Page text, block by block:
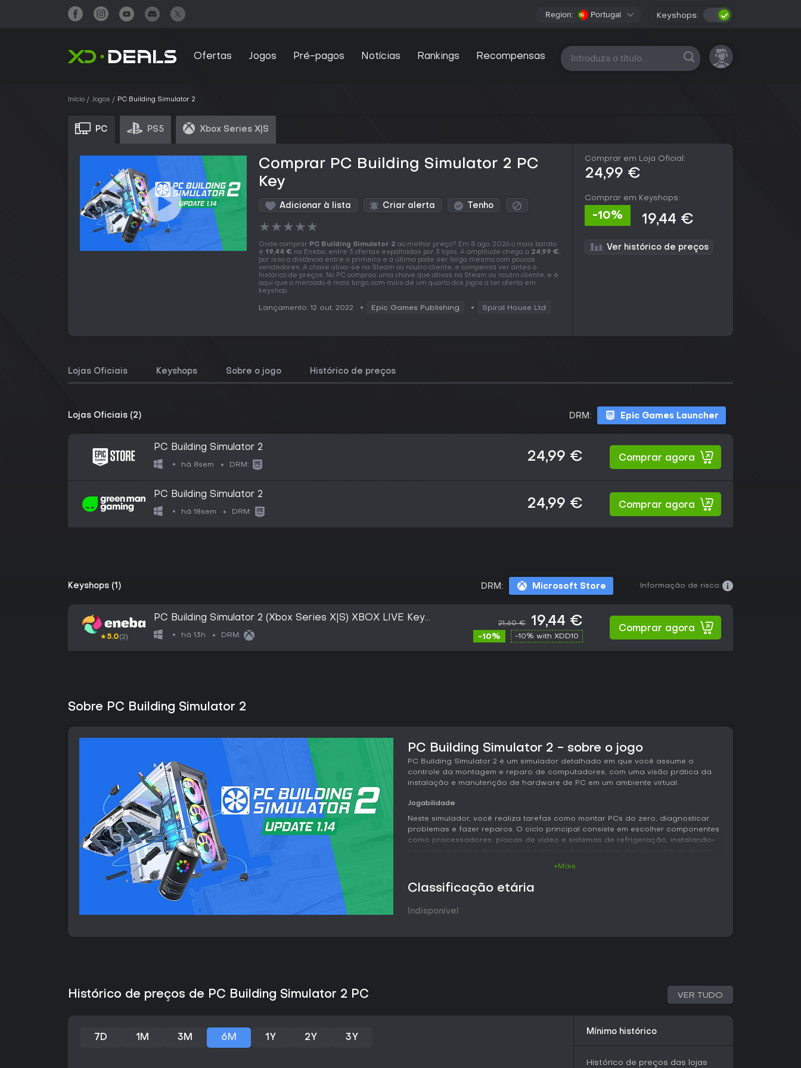
Region: Portugal Keyshops:
Ofertas Jogos Pré-pagos Notícias Rankings Recompensas Todas as plataformas
Início Jogos PC Building Simulator 2
PC PS5 Xbox Series X|S
Comprar PC Building Simulator 2 PC
Key
Adicionar à lista Criar alerta Tenho
★★★★★
Onde comprar PC Building Simulator 2 ao melhor preço? Em 8 ago. 2026 o mais barato
é 19,44 € na Eneba, entre 3 ofertas espalhadas por 3 lojas. A amplitude chega a 24,99 €,
por isso a distância entre a primeira e a última pode ser larga mesmo com poucos
vendedores. A chave ativa-se na Steam ou noutro cliente, e compensa ver antes o
histórico de preços. No PC compras uma chave que ativas na Steam ou noutro cliente, e é
aqui que o mercado é mais largo, com mais de um quarto dos jogos a ter oferta em
keyshop.
Lançamento: 12 out. 2022 Epic Games Publishing Spiral House Ltd
Comprar em Loja Oficial:
24,99 €
Comprar em Keyshops:
-10% 19,44 €
Ver histórico de preços
Lojas Oficiais Keyshops Sobre o jogo Histórico de preços
Lojas Oficiais (2) DRM: Epic Games Launcher
PC Building Simulator 2
há 8sem DRM:
24,99 € Comprar agora
PC Building Simulator 2
há 18sem DRM:
24,99 € Comprar agora
Keyshops (1) DRM: Microsoft Store Informação de risco:
★5.0(2)
PC Building Simulator 2 (Xbox Series X|S) XBOX LIVE Key
EUROPE
há 13h DRM:
21,60 € 19,44 €
-10% -10% with XDD10
Comprar agora
Sobre PC Building Simulator 2
PC Building Simulator 2 - sobre o jogo
PC Building Simulator 2 é um simulador detalhado em que você assume o
controle da montagem e reparo de computadores, com uma visão prática da
instalação e manutenção de hardware de PC em um ambiente virtual.
Jogabilidade
Neste simulador, você realiza tarefas como montar PCs do zero, diagnosticar
problemas e fazer reparos. O ciclo principal consiste em escolher componentes
como processadores, placas de vídeo e sistemas de refrigeração, instalando-
Ferramentas realistas incluem câmera térmica para monitorar temperaturas, app
de controle de fans para gerenciar fluxo de ar e monitor de energia para
tintas spray e stickers para designs únicos até upgrades na oficina, expandindo
problemas de hardware, oferecendo uma compreensão prática de
O Career Mode é o coração da experiência: você começa com uma pequena
+Mais
Classificação etária
Indisponível
Histórico de preços de PC Building Simulator 2 PC VER TUDO
7D 1M 3M 6M 1Y 2Y 3Y
Mínimo histórico
Histórico de preços das lojas